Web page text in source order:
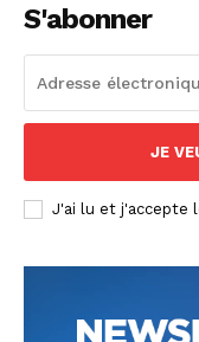
S'abonner
JE
J'ai lu et j'accepte